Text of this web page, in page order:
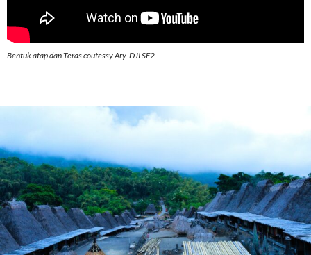
Bentuk atap dan Teras coutessy Ary-DJI SE2